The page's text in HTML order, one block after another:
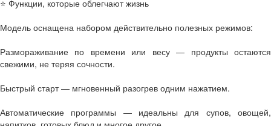
⭐ Функции, которые облегчают жизнь
Модель оснащена набором действительно полезных режимов:
Размораживание по времени или весу — продукты остаются
свежими, не теряя сочности.
Быстрый старт — мгновенный разогрев одним нажатием.
Автоматические программы — идеальны для супов, овощей,